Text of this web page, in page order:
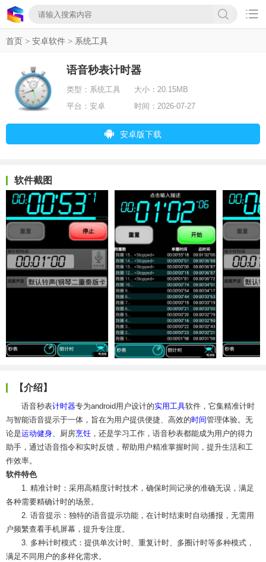

首页 > 安卓软件 > 系统工具
语音秒表计时器
类型： 系统工具 大小： 20.15MB
平台： 安卓 时间： 2026-07-27
安卓版下载
软件截图
【介绍】
语音秒表计时器专为android用户设计的实用工具软件，它集精准计时
与智能语音提示于一体，旨在为用户提供便捷、高效的时间管理体验。无
论是运动健身、厨房烹饪 ，还是学习工作，语音秒表都能成为用户的得力
助手，通过语音指令和实时反馈，帮助用户精准掌握时间，提升生活和工
作效率。
软件特色
1. 精准计时：采用高精度计时技术，确保时间记录的准确无误，满足
各种需要精确计时的场景。
2. 语音提示：独特的语音提示功能，在计时结束时自动播报，无需用
户频繁查看手机屏幕，提升专注度。
3. 多种计时模式：提供单次计时、重复计时、多圈计时等多种模式，
满足不同用户的多样化需求。